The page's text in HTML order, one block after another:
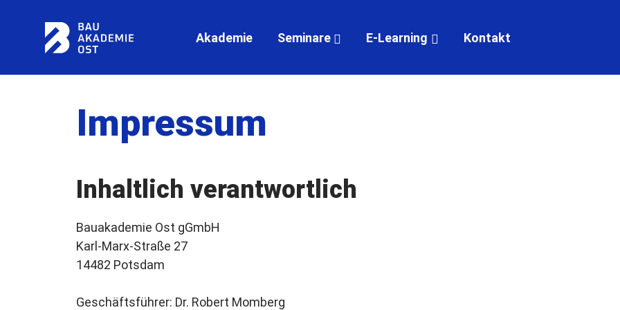
Akademie Seminare E-Learning Kontakt
Impressum
Inhaltlich verantwortlich
Bauakademie Ost gGmbH
Karl-Marx-Straße 27
14482 Potsdam
Geschäftsführer: Dr. Robert Momberg